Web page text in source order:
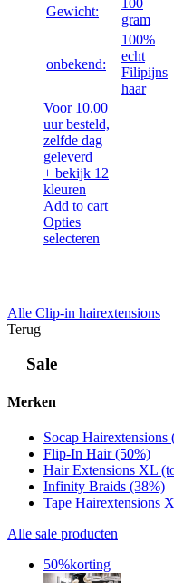
Gewicht:
gram
onbekend:
100%
echt
Filipijns
haar
Voor 10.00
uur besteld,
zelfde dag
geleverd
+ bekijk 12
kleuren
Add to cart
Opties
selecteren
Alle Clip-in hairextensions
Terug
Sale
Merken
Socap Hairextensions
Flip-In Hair (50%)
Hair Extensions XL
Infinity Braids (38%)
Tape Hairextensions
Alle sale producten
50%korting